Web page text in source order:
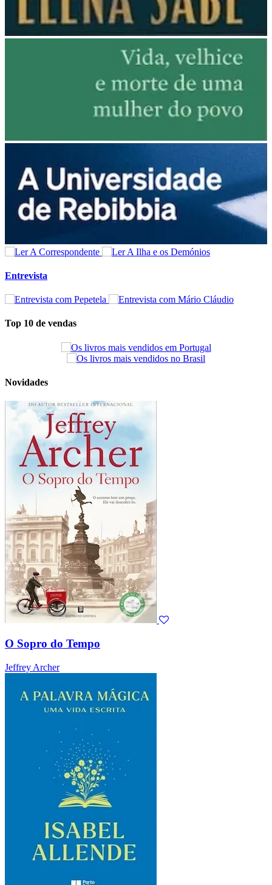
Entrevista
Top 10 de vendas
Novidades
O Sopro do Tempo
Jeffrey Archer